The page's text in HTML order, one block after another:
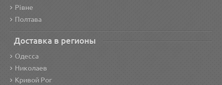
Рівне
Полтава
Доставка в регионы
Одесса
Николаев
Кривой Рог